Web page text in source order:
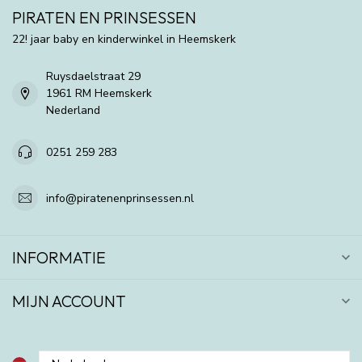
PIRATEN EN PRINSESSEN
22! jaar baby en kinderwinkel in Heemskerk
Ruysdaelstraat 29
1961 RM Heemskerk
Nederland
0251 259 283
info@piratenenprinsessen.nl
INFORMATIE
MIJN ACCOUNT